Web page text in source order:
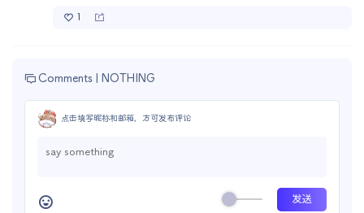
1
Comments | NOTHING
点击填写昵称和邮箱，方可发布评论